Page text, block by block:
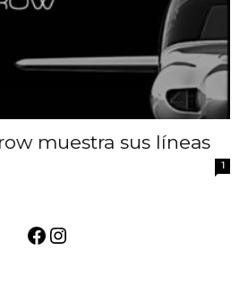
muestra sus líneas
1
Facebook
Instagram